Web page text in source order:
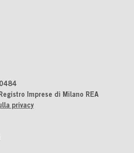
Imprese di Milano REA
privacy